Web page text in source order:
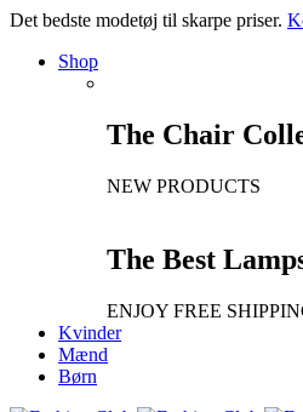
Det bedste modetøj til skarpe priser.
Shop
The Chair
NEW PRODUCTS
The Best
ENJOY FREE
Kvinder
Mænd
Børn